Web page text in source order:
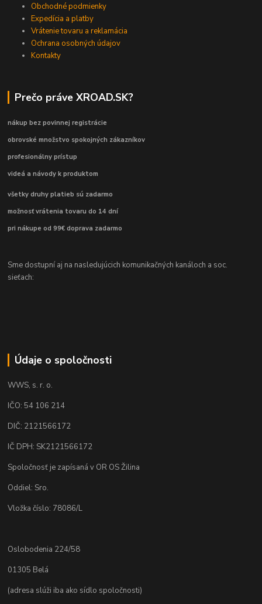
Obchodné podmienky
Expedícia a platby
Vrátenie tovaru a reklamácia
Ochrana osobných údajov
Kontakty
Prečo práve XROAD.SK?
nákup bez povinnej registrácie
obrovské množstvo spokojných zákazníkov
profesionálny prístup
videá a návody k produktom
všetky druhy platieb sú zadarmo
možnosť vrátenia tovaru do 14 dní
pri nákupe od 99€ doprava zadarmo
Sme dostupní aj na nasledujúcich komunikačných kanáloch a soc.
sieťach:
Údaje o spoločnosti
WWS, s. r. o.
IČO: 54 106 214
DIČ: 2121566172
IČ DPH: SK2121566172
Spoločnosť je zapísaná v OR OS Žilina
Oddiel: Sro.
Vložka číslo: 78086/L
Oslobodenia 224/58
01305 Belá
(adresa slúži iba ako sídlo spoločnosti)